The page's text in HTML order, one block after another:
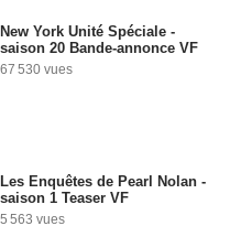
New York Unité Spéciale -
saison 20 Bande-annonce VF
67 530 vues
Les Enquêtes de Pearl Nolan -
saison 1 Teaser VF
5 563 vues